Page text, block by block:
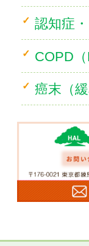
認知症
COPD（
癌末（